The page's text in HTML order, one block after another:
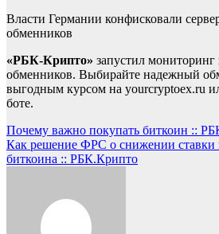
Власти Германии конфисковали
обменников
«РБК-Крипто» запустил
обменников. Выбирайте надежный
выгодным курсом на yourcryptoex.ru
боте.
Навигация
по
Почему важно покупать биткоин ::
Как решение ФРС о снижении ставки
биткоина :: РБК.Крипто